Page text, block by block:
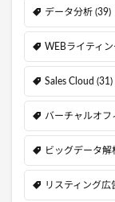
データ分析 (39)
WEBライティン
Sales Cloud (31)
バーチャルオフ
ビッグデータ解
リスティング広